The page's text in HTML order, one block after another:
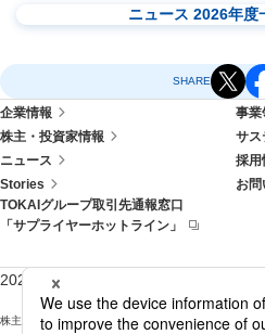
ニュース 2026年度
SHARE
企業情報
事業
株主・投資家情報
サス
ニュース
採用
Stories
お問
TOKAIグループ取引先通報窓口
「サプライヤーホットライン」
2026年3月末 株主様向けサイト
株主優待お申込みサイト 株主